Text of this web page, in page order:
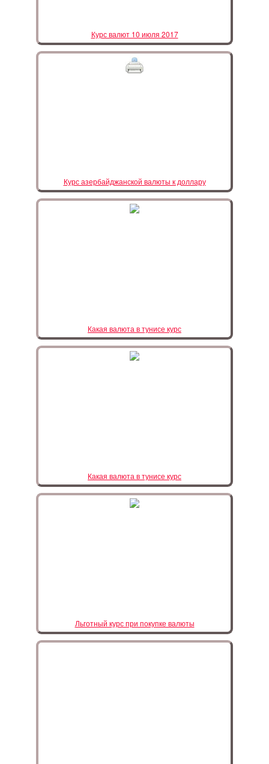
Курс валют 10 июля 2017
Курс азербайджанской валюты к доллару
Какая валюта в тунисе курс
Какая валюта в тунисе курс
Льготный курс при покупке валюты